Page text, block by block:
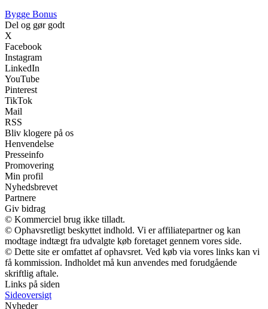
Bygge Bonus
Del og gør godt
X
Facebook
Instagram
LinkedIn
YouTube
Pinterest
TikTok
Mail
RSS
Bliv klogere på os
Henvendelse
Presseinfo
Promovering
Min profil
Nyhedsbrevet
Partnere
Giv bidrag
© Kommerciel brug ikke tilladt.
© Ophavsretligt beskyttet indhold. Vi er affiliatepartner og kan
modtage indtægt fra udvalgte køb foretaget gennem vores side.
© Dette site er omfattet af ophavsret. Ved køb via vores links kan vi
få kommission. Indholdet må kun anvendes med forudgående
skriftlig aftale.
Links på siden
Sideoversigt
Nyheder